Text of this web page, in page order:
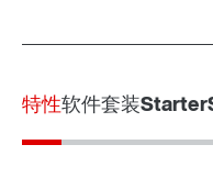
特性软件套装